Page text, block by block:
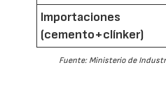
Importaciones
(cemento+clínker)
Fuente: Ministerio de